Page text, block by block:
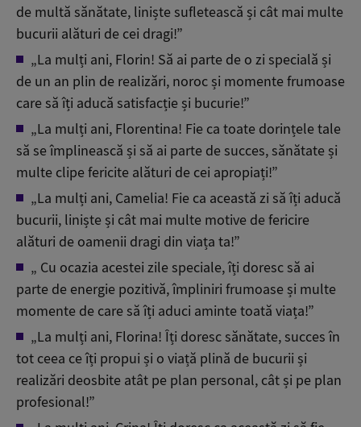
de multă sănătate, liniște sufletească și cât mai multe
bucurii alături de cei dragi!”
„La mulți ani, Florin! Să ai parte de o zi specială și
de un an plin de realizări, noroc și momente frumoase
care să îți aducă satisfacție și bucurie!”
„La mulți ani, Florentina! Fie ca toate dorințele tale
să se împlinească și să ai parte de succes, sănătate și
multe clipe fericite alături de cei apropiați!”
„La mulți ani, Camelia! Fie ca această zi să îți aducă
bucurii, liniște și cât mai multe motive de fericire
alături de oamenii dragi din viața ta!”
„ Cu ocazia acestei zile speciale, îți doresc să ai
parte de energie pozitivă, împliniri frumoase și multe
momente de care să îți aduci aminte toată viața!”
„La mulți ani, Florina! Îți doresc sănătate, succes în
tot ceea ce îți propui și o viață plină de bucurii și
realizări deosbite atât pe plan personal, cât și pe plan
profesional!”